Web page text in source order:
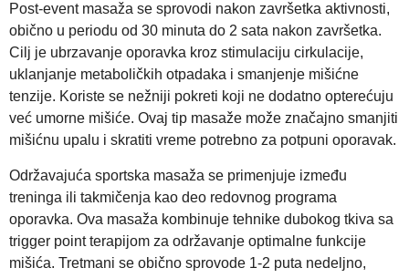
Post-event masaža se sprovodi nakon završetka aktivnosti,
obično u periodu od 30 minuta do 2 sata nakon završetka.
Cilj je ubrzavanje oporavka kroz stimulaciju cirkulacije,
uklanjanje metaboličkih otpadaka i smanjenje mišićne
tenzije. Koriste se nežniji pokreti koji ne dodatno opterećuju
već umorne mišiće. Ovaj tip masaže može značajno smanjiti
mišićnu upalu i skratiti vreme potrebno za potpuni oporavak.
Održavajuća sportska masaža se primenjuje između
treninga ili takmičenja kao deo redovnog programa
oporavka. Ova masaža kombinuje tehnike dubokog tkiva sa
trigger point terapijom za održavanje optimalne funkcije
mišića. Tretmani se obično sprovode 1-2 puta nedeljno,